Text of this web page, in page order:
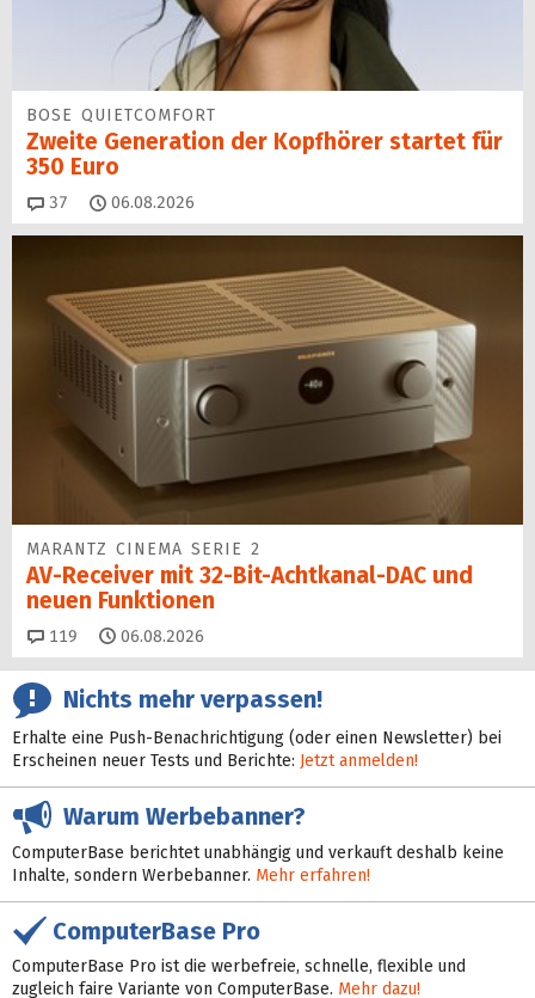
BOSE QUIETCOMFORT
Zweite Generation der Kopfhörer startet für
350 Euro
37 Kommentare
06.08.2026
MARANTZ CINEMA SERIE 2
AV-Receiver mit 32-Bit-Acht­kanal-DAC und
neuen Funktionen
119 Kommentare
06.08.2026
Nichts mehr verpassen!
Erhalte eine Push-Benachrichtigung (oder einen Newsletter) bei
Erscheinen neuer Tests und Berichte: Jetzt anmelden!
Warum Werbebanner?
ComputerBase berichtet unabhängig und verkauft deshalb keine
Inhalte, sondern Werbebanner. Mehr erfahren!
ComputerBase Pro
ComputerBase Pro ist die werbefreie, schnelle, flexible und
zugleich faire Variante von ComputerBase. Mehr dazu!